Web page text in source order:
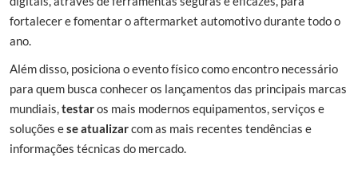
fortalecer e fomentar o aftermarket automotivo durante todo o
ano.
Além disso, posiciona o evento físico como encontro necessário
para quem busca conhecer os lançamentos das principais marcas
mundiais,testaros mais modernos equipamentos, serviços e
soluções ese atualizarcom as mais recentes tendências e
informações técnicas do mercado.